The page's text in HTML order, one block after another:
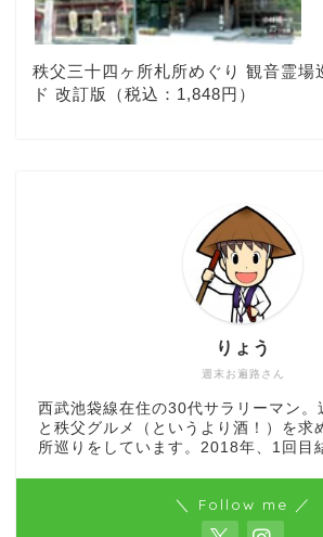
秩父三十四ヶ所札所めぐり 観音霊場
ド 改訂版（税込：1,848円）
週末お遍路さん
りょう
西武池袋線在住の30代サラリーマン。
と秩父グルメ（というより酒！）を求
所巡りをしています。2018年、1回目
＼ Follow me ／